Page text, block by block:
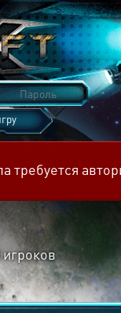
требуется
игроков